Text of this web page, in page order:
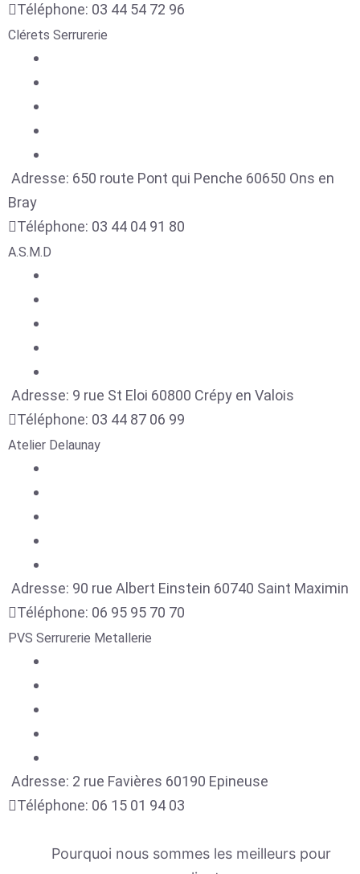
Téléphone: 03 44 54 72 96
Clérets Serrurerie
Adresse: 650 route Pont qui Penche 60650 Ons en
Bray
Téléphone: 03 44 04 91 80
A.S.M.D
Adresse: 9 rue St Eloi 60800 Crépy en Valois
Téléphone: 03 44 87 06 99
Atelier Delaunay
Adresse: 90 rue Albert Einstein 60740 Saint Maximin
Téléphone: 06 95 95 70 70
PVS Serrurerie Metallerie
Adresse: 2 rue Favières 60190 Epineuse
Téléphone: 06 15 01 94 03
Pourquoi nous sommes les meilleurs pour